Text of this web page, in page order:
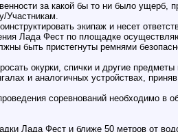
за какой бы то ни было ущерб,
Участникам.
экипаж и несет
Лада Фест по площадке
быть пристегнуты ремнями
окурки, спички и другие
и аналогичных устройствах,
соревнований необходимо в
Лада Фест и ближе 50 метров от